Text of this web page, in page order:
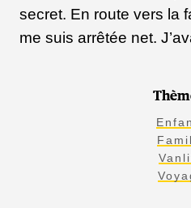
secret. En route vers la
me suis arrêtée net.